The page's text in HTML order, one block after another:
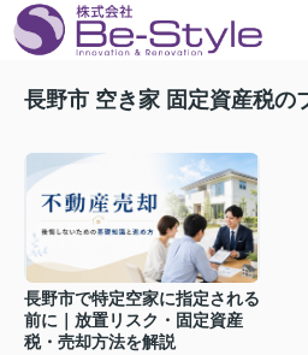
長野市 空き家 固定資産税の
長野市で特定空家に指定される
前に｜放置リスク・固定資産
税・売却方法を解説